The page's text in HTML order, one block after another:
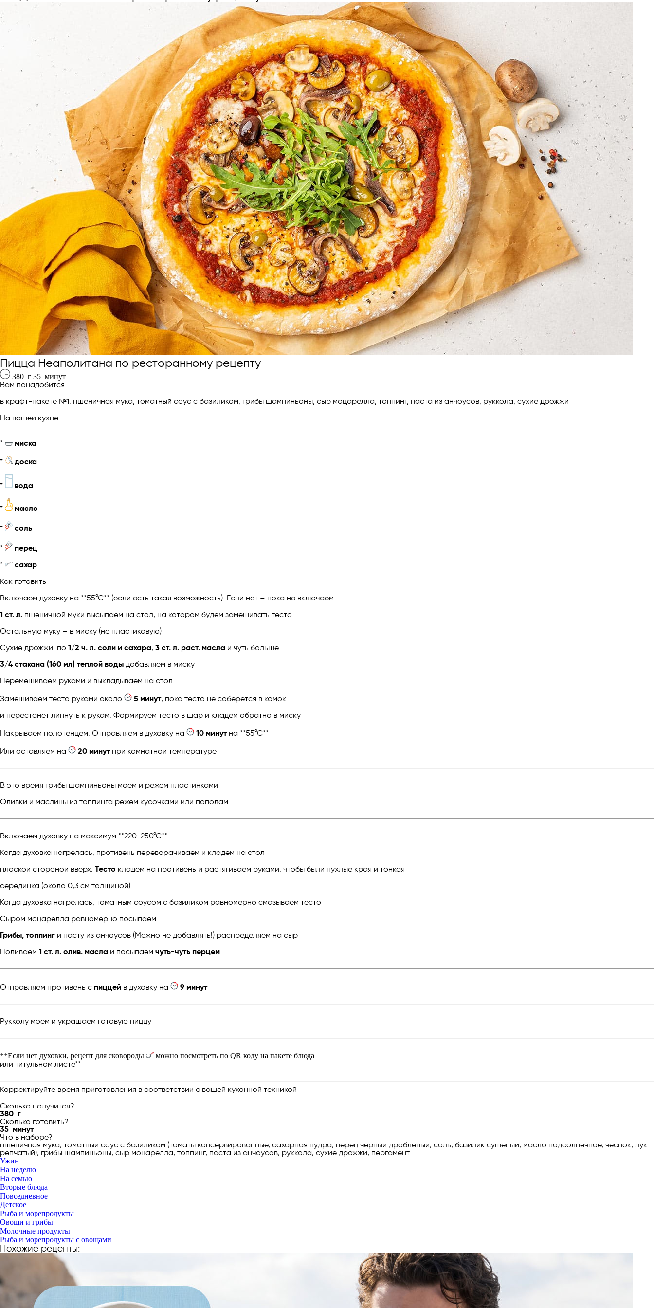
Пицца Неаполитана по ресторанному рецепту
380 г 35 минут
Вам понадобится
в крафт-пакете №1: пшеничная мука, томатный соус с базиликом, грибы шампиньоны, сыр моцарелла, топпинг, паста из анчоусов, руккола, сухие дрожжи
На вашей кухне
*
миска
*
доска
* вода
* масло
* соль
*
перец
*
сахар
Как готовить
Включаем духовку на **55°С** (если есть такая возможность). Если нет – пока не включаем
1 ст. л. пшеничной муки высыпаем на стол, на котором будем замешивать тесто
Остальную муку – в миску (не пластиковую)
Сухие дрожжи, по 1/2 ч. л. соли и сахара, 3 ст. л. раст. масла и чуть больше
3/4 стакана (160 мл) теплой воды добавляем в миску
Перемешиваем руками и выкладываем на стол
Замешиваем тесто руками около
5 минут, пока тесто не соберется в комок
и перестанет липнуть к рукам. Формируем тесто в шар и кладем обратно в миску
Накрываем полотенцем. Отправляем в духовку на
10 минутна **55°С**
Или оставляем на
20 минутпри комнатной температуре
В это время грибы шампиньоны моем и режем пластинками
Оливки и маслины из топпинга режем кусочками или пополам
Включаем духовку на максимум **220-250°С**
Когда духовка нагрелась, противень переворачиваем и кладем на стол
плоской стороной вверх. Тесто кладем на противень и растягиваем руками, чтобы были пухлые края и тонкая
серединка (около 0,3 см толщиной)
Когда духовка нагрелась, томатным соусом с базиликом равномерно смазываем тесто
Сыром моцарелла равномерно посыпаем
Грибы, топпинг и пасту из анчоусов (Можно не добавлять!) распределяем на сыр
Поливаем 1 ст. л. олив. масла и посыпаем чуть-чуть перцем
Отправляем противень с пиццей в духовку на 9 минут
Рукколу моем и украшаем готовую пиццу
**Если нет духовки, рецепт для сковороды можно посмотреть по QR коду на пакете блюда
или титульном листе**
Корректируйте время приготовления в соответствии с вашей кухонной техникой
Сколько получится?
380 г
Сколько готовить?
35 минут
Что в наборе?
пшеничная мука, томатный соус с базиликом (томаты консервированные, сахарная пудра, перец черный дробленый, соль, базилик сушеный, масло подсолнечное, чеснок, лук
репчатый), грибы шампиньоны, сыр моцарелла, топпинг, паста из анчоусов, руккола, сухие дрожжи, пергамент
Ужин
На неделю
На семью
Вторые блюда
Повседневное
Детское
Рыба и морепродукты
Овощи и грибы
Молочные продукты
Рыба и морепродукты с овощами
Похожие рецепты: